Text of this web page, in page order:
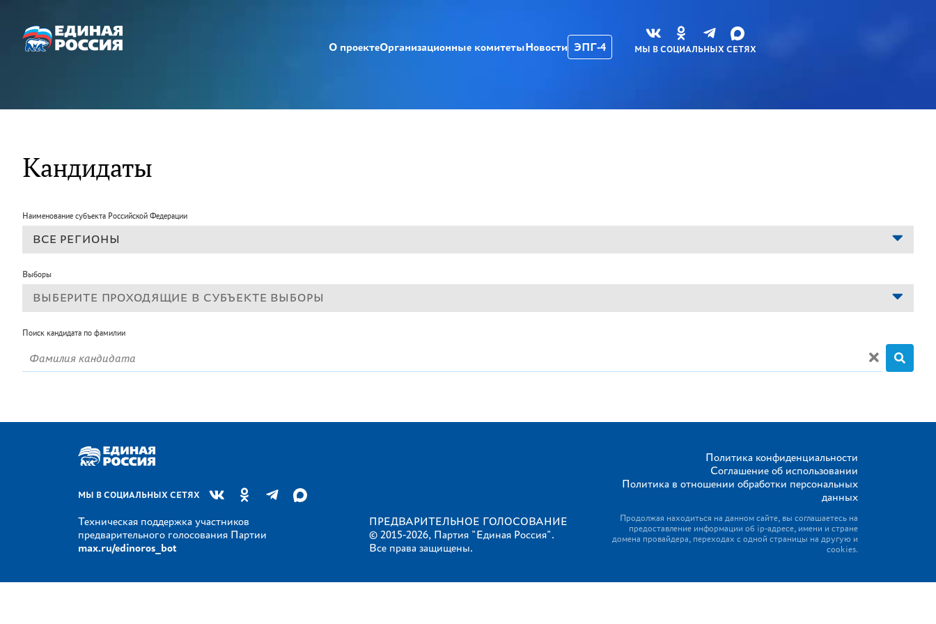
МЫ В СОЦИАЛЬНЫХ СЕТЯХ
О проектеОрганизационные комитетыНовости ЭПГ-4
Кандидаты
Наименование субъекта Российской Федерации
Выборы
Поиск кандидата по фамилии
МЫ В СОЦИАЛЬНЫХ СЕТЯХ
Техническая поддержка участников
предварительного голосования Партии
max.ru/edinoros_bot
ПРЕДВАРИТЕЛЬНОЕ ГОЛОСОВАНИЕ
© 2015-2026, Партия "Единая Россия".
Все права защищены.
Политика конфиденциальности
Соглашение об использовании
Политика в отношении обработки персональных
данных
Продолжая находиться на данном сайте, вы соглашаетесь на
предоставление информации об ip-адресе, имени и стране
домена провайдера, переходах с одной страницы на другую и
cookies.